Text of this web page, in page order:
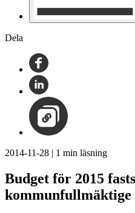
Dela
2014-11-28 | 1 min läsning
Budget för 2015
kommunfullmäktige